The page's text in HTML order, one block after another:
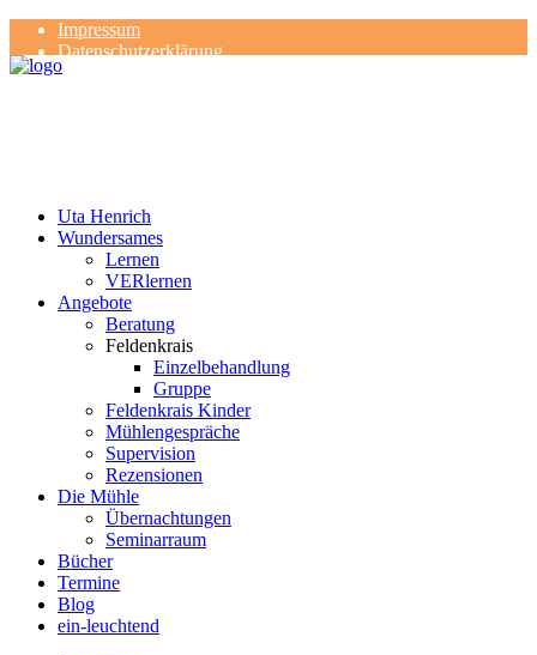
Impressum
Datenschutzerklärung
Kontakt
Uta Henrich
Wundersames
Lernen
VERlernen
Angebote
Beratung
Feldenkrais
Einzelbehandlung
Gruppe
Feldenkrais Kinder
Mühlengespräche
Supervision
Rezensionen
Die Mühle
Übernachtungen
Seminarraum
Bücher
Termine
Blog
ein-leuchtend